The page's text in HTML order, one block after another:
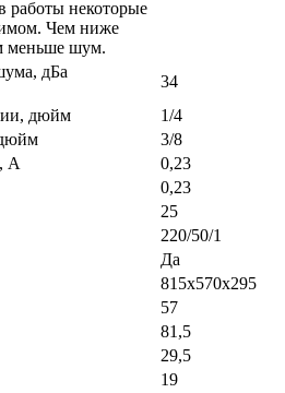
работы некоторые
Чем ниже
меньше шум.
дБа
34
дюйм
1/4
3/8
А
0,23
0,23
25
220/50/1
Да
815x570x295
57
81,5
29,5
19